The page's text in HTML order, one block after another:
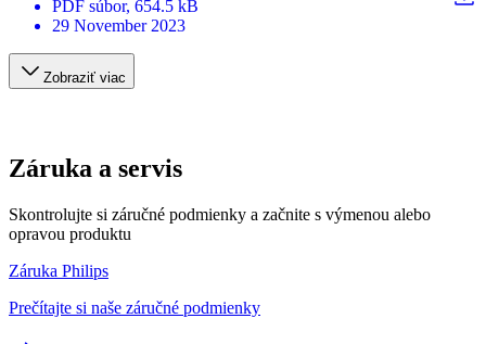
PDF súbor, 654.5 kB
29 November 2023
Zobraziť viac
Záruka a servis
Skontrolujte si záručné podmienky a začnite s výmenou alebo
opravou produktu
Záruka Philips
Prečítajte si naše záručné podmienky